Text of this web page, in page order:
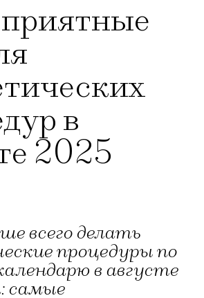
в
2025
всего делать
процедуры по
в августе
самые